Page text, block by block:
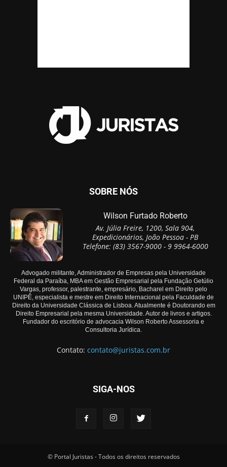
SOBRE NÓS
Wilson Furtado Roberto
Av. Júlia Freire, 1200, Sala 904,
Expedicionários, João Pessoa - PB
Telefone: (83) 3567-9000 - 9 9964-6000
Advogado militante, Administrador de Empresas pela Universidade
Federal da Paraíba, MBA em Gestão Empresarial pela Fundação Getúlio
Vargas, professor, palestrante, empresário, Bacharel em Direito pelo
UNIPÊ, especialista e mestre em Direito Internacional pela Faculdade de
Direito da Universidade Clássica de Lisboa. Atualmente é Doutorando em
Direito Empresarial pela mesma Universidade. Autor de livros e artigos.
Fundador do escritório de advocacia Wilson Roberto Assessoria e
Consultoria Jurídica.
Contato: contato@juristas.com.br
SIGA-NOS
© Portal Juristas - Todos os direitos reservados